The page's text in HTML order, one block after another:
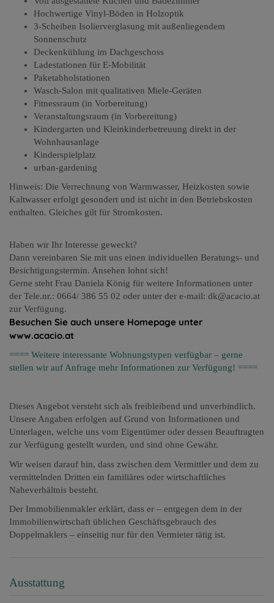
Hochwertige Vinyl-Böden in Holzoptik
3-Scheiben Isolierverglasung mit außenliegendem
Sonnenschutz
Deckenkühlung im Dachgeschoss
Ladestationen für E-Mobilität
Paketabholstationen
Wasch-Salon mit qualitativen Miele-Geräten
Fitnessraum (in Vorbereitung)
Veranstaltungsraum (in Vorbereitung)
Kindergarten und Kleinkinderbetreuung direkt in der
Wohnhausanlage
Kinderspielplatz
urban-gardening
Hinweis: Die Verrechnung von Warmwasser, Heizkosten sowie
Kaltwasser erfolgt gesondert und ist nicht in den Betriebskosten
enthalten. Gleiches gilt für Stromkosten.
Haben wir Ihr Interesse geweckt?
Dann vereinbaren Sie mit uns einen individuellen Beratungs- und
Besichtigungstermin. Ansehen lohnt sich!
Gerne steht Frau Daniela König für weitere Informationen unter
der Tele.nr.: 0664/ 386 55 02 oder unter der e-mail: dk@acacio.at
zur Verfügung.
Besuchen Sie auch unsere Homepage unter
www.acacio.at
==== Weitere interessante Wohnungstypen verfügbar – gerne
stellen wir auf Anfrage mehr Informationen zur Verfügung! ====
Dieses Angebot versteht sich als freibleibend und unverbindlich.
Unsere Angaben erfolgen auf Grund von Informationen und
Unterlagen, welche uns vom Eigentümer oder dessen Beauftragten
zur Verfügung gestellt wurden, und sind ohne Gewähr.
Wir weisen darauf hin, dass zwischen dem Vermittler und dem zu
vermittelnden Dritten ein familiäres oder wirtschaftliches
Naheverhältnis besteht.
Der Immobilienmakler erklärt, dass er – entgegen dem in der
Immobilienwirtschaft üblichen Geschäftsgebrauch des
Doppelmaklers – einseitig nur für den Vermieter tätig ist.
Ausstattung